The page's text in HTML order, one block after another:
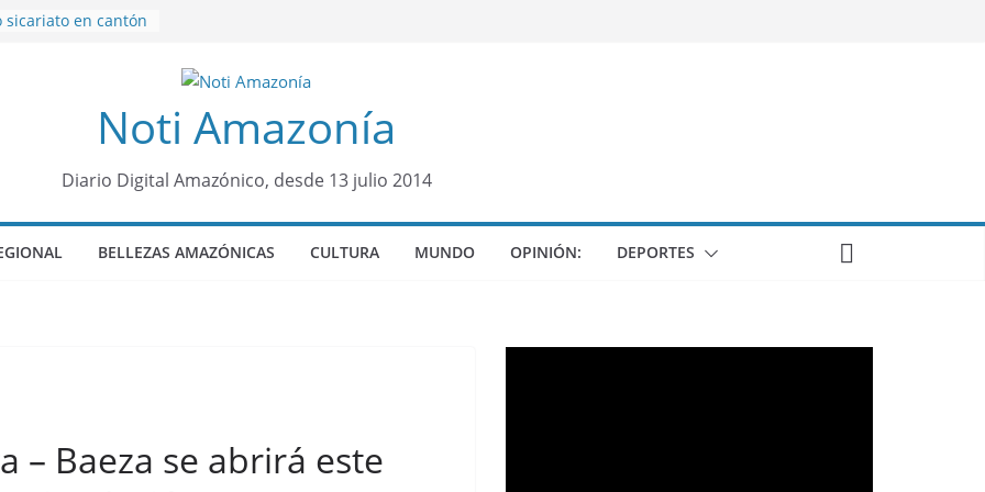
sicariato en cantón
años de prisión a
para
emite cargos
Noti Amazonía
Diario Digital Amazónico, desde 13 julio 2014
BELLEZAS AMAZÓNICAS CULTURA MUNDO OPINIÓN: DEPORTES
– Baeza se abrirá este